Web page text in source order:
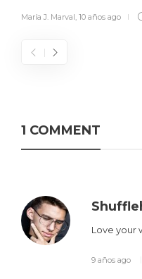
María J. Marval, 10 años ago
1 COMMENT
Love your
9 años ago